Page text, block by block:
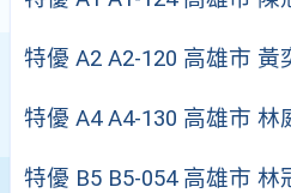
特優 A2 A2-120 高雄市
特優 A4 A4-130 高雄市
特優 B5 B5-054 高雄市